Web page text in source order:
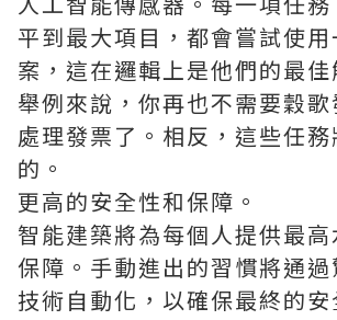
平到最大項目，都會嘗試使
案，這在邏輯上是他們的最佳
舉例來說，你再也不需要穀
處理發票了。相反，這些任
的。
更高的安全性和保障。
智能建築將為每個人提供最
保障。手動進出的習慣將通
技術自動化，以確保最終的安